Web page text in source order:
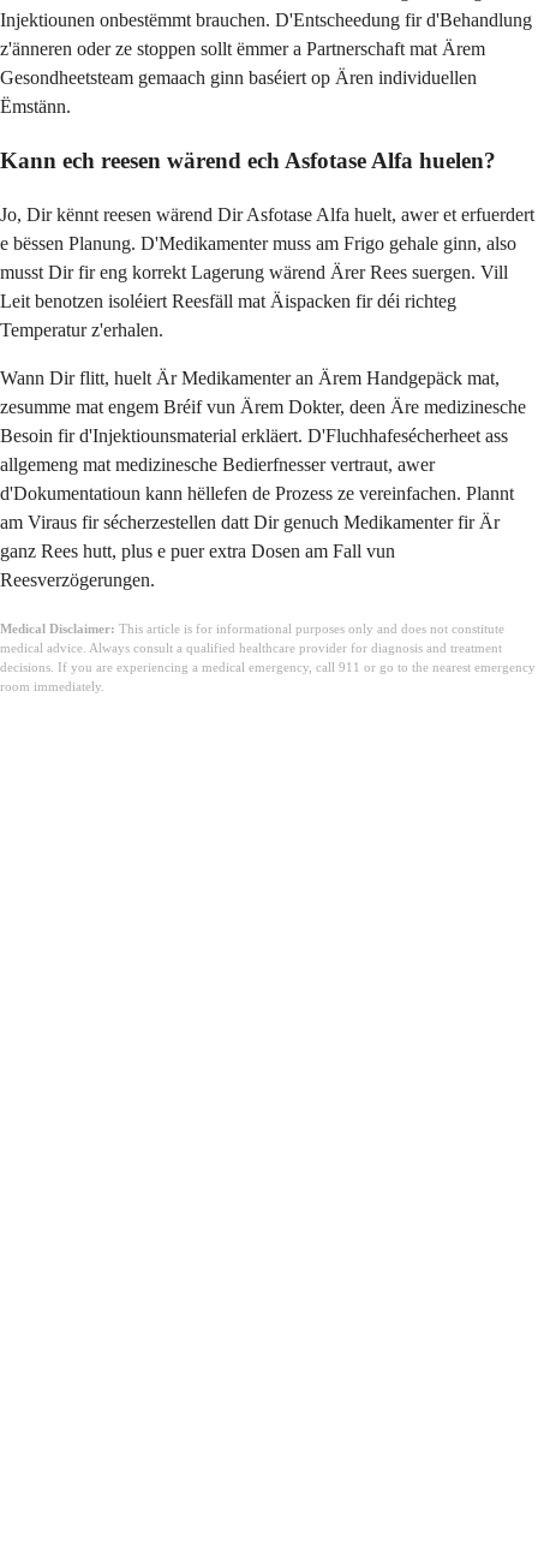
Injektiounen onbestëmmt brauchen. D'Entscheedung fir d'Behandlung
z'änneren oder ze stoppen sollt ëmmer a Partnerschaft mat Ärem
Gesondheetsteam gemaach ginn baséiert op Ären individuellen
Ëmstänn.
Kann ech reesen wärend ech Asfotase Alfa huelen?
Jo, Dir kënnt reesen wärend Dir Asfotase Alfa huelt, awer et erfuerdert
e bëssen Planung. D'Medikamenter muss am Frigo gehale ginn, also
musst Dir fir eng korrekt Lagerung wärend Ärer Rees suergen. Vill
Leit benotzen isoléiert Reesfäll mat Äispacken fir déi richteg
Temperatur z'erhalen.
Wann Dir flitt, huelt Är Medikamenter an Ärem Handgepäck mat,
zesumme mat engem Bréif vun Ärem Dokter, deen Äre medizinesche
Besoin fir d'Injektiounsmaterial erkläert. D'Fluchhafesécherheet ass
allgemeng mat medizinesche Bedierfnesser vertraut, awer
d'Dokumentatioun kann hëllefen de Prozess ze vereinfachen. Plannt
am Viraus fir sécherzestellen datt Dir genuch Medikamenter fir Är
ganz Rees hutt, plus e puer extra Dosen am Fall vun
Reesverzögerungen.
Medical Disclaimer: This article is for informational purposes only and does not constitute
medical advice. Always consult a qualified healthcare provider for diagnosis and treatment
decisions. If you are experiencing a medical emergency, call 911 or go to the nearest emergency
room immediately.